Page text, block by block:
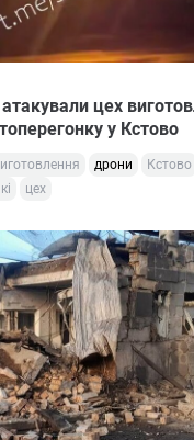
атакували цех
у Кстово
дрони Кстово
цех